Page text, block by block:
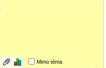
Mimo téma